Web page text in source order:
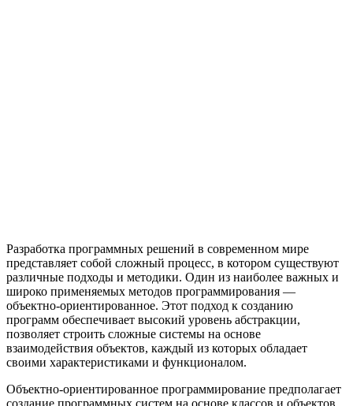
Разработка программных решений в современном мире
представляет собой сложный процесс, в котором существуют
различные подходы и методики. Один из наиболее важных и
широко применяемых методов программирования —
объектно-ориентированное. Этот подход к созданию
программ обеспечивает высокий уровень абстракции,
позволяет строить сложные системы на основе
взаимодействия объектов, каждый из которых обладает
своими характеристиками и функционалом.
Объектно-ориентированное программирование предполагает
создание программных систем на основе классов и объектов,